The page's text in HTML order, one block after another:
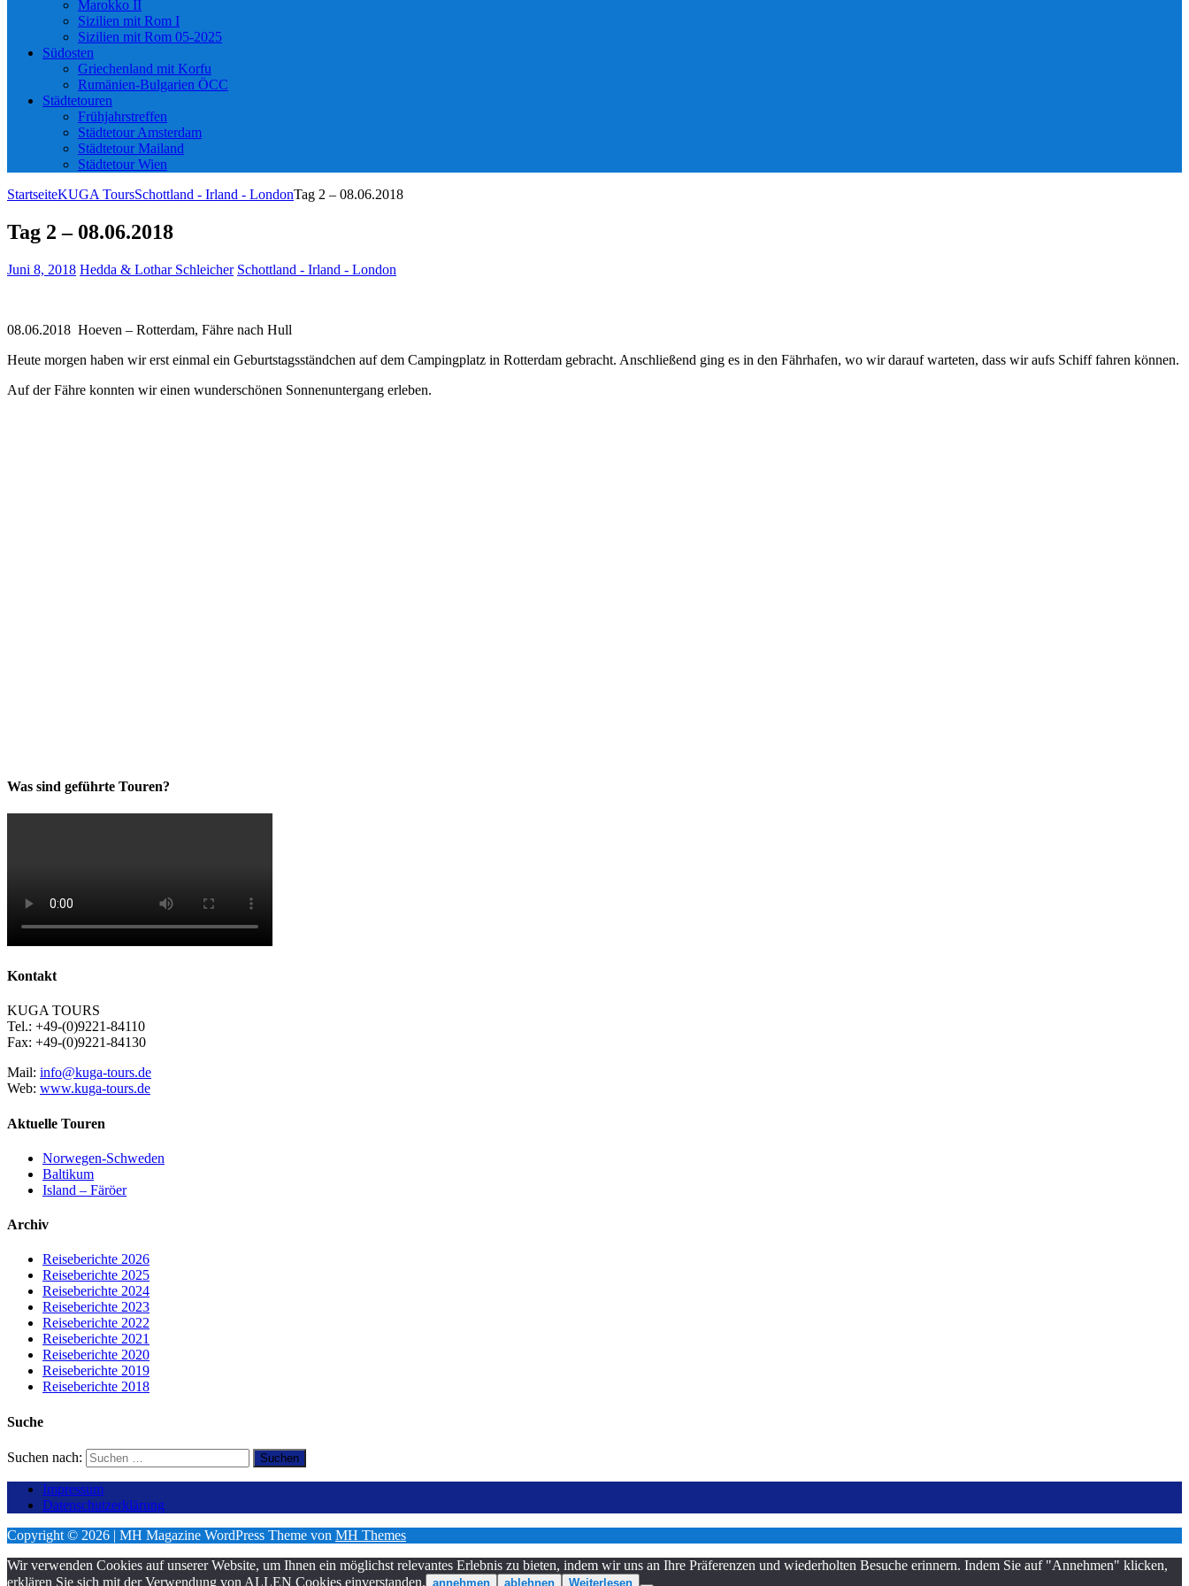
Marokko II
Sizilien mit Rom I
Sizilien mit Rom 05-2025
Südosten
Griechenland mit Korfu
Rumänien-Bulgarien ÖCC
Städtetouren
Frühjahrstreffen
Städtetour Amsterdam
Städtetour Mailand
Städtetour Wien
StartseiteKUGA ToursSchottland - Irland - LondonTag 2 – 08.06.2018
Tag 2 – 08.06.2018
Juni 8, 2018 Hedda & Lothar Schleicher Schottland - Irland - London
08.06.2018 Hoeven – Rotterdam, Fähre nach Hull
Heute morgen haben wir erst einmal ein Geburtstagsständchen auf dem Campingplatz in Rotterdam gebracht. Anschließend ging es in den Fährhafen, wo wir darauf warteten, dass wir aufs Schiff fahren können.
Auf der Fähre konnten wir einen wunderschönen Sonnenuntergang erleben.
Was sind geführte Touren?
Kontakt
KUGA TOURS
Tel.: +49-(0)9221-84110
Fax: +49-(0)9221-84130
Mail: info@kuga-tours.de
Web: www.kuga-tours.de
Aktuelle Touren
Norwegen-Schweden
Baltikum
Island – Färöer
Archiv
Reiseberichte 2026
Reiseberichte 2025
Reiseberichte 2024
Reiseberichte 2023
Reiseberichte 2022
Reiseberichte 2021
Reiseberichte 2020
Reiseberichte 2019
Reiseberichte 2018
Suche
Suchen nach:
Impressum
Datenschutzerklärung
Copyright © 2026 | MH Magazine WordPress Theme von MH Themes
Wir verwenden Cookies auf unserer Website, um Ihnen ein möglichst relevantes Erlebnis zu bieten, indem wir uns an Ihre Präferenzen und wiederholten Besuche erinnern. Indem Sie auf "Annehmen" klicken,
erklären Sie sich mit der Verwendung von ALLEN Cookies einverstanden. annehmen ablehnen Weiterlesen